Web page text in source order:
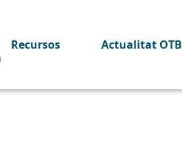
Recursos Actualitat OTB